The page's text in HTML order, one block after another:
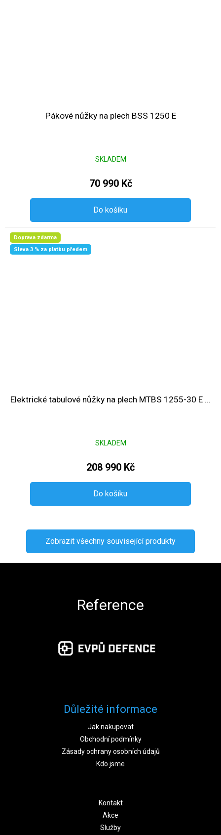
Pákové nůžky na plech BSS 1250 E
SKLADEM
70 990 Kč
Do košíku
Doprava zdarma
Sleva 3 % za platbu předem
Elektrické tabulové nůžky na plech MTBS 1255-30 E ...
SKLADEM
208 990 Kč
Do košíku
Zobrazit všechny související produkty
Reference
Důležité informace
Jak nakupovat
Obchodní podmínky
Zásady ochrany osobních údajů
Kdo jsme
Kontakt
Akce
Služby